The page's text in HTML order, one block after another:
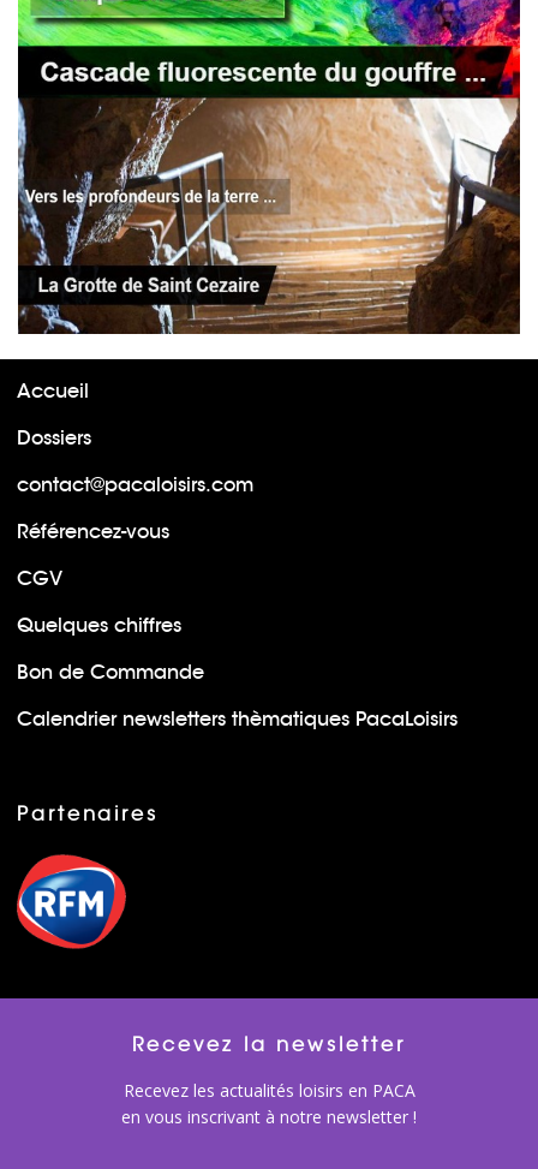
Accueil
Dossiers
contact@pacaloisirs.com
Référencez-vous
CGV
Quelques chiffres
Bon de Commande
Calendrier newsletters thèmatiques PacaLoisirs
Partenaires
Recevez la newsletter
Recevez les actualités loisirs en PACA
en vous inscrivant à notre newsletter !